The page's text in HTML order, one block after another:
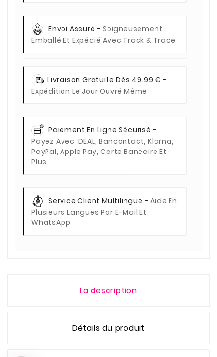
Envoi Assuré -Soigneusement
Emballé Et Expédié Avec Track & Trace
Livraison Gratuite Dès 49.99 € -
Expédition Le Jour Ouvré Même
Paiement En Ligne Sécurisé -
Payez Avec IDEAL, Bancontact, Klarna,
PayPal, Apple Pay, Carte Bancaire Et
Plus
Service Client Multilingue -Aide En
Plusieurs Langues Par E-Mail Et
WhatsApp
La description
Détails du produit